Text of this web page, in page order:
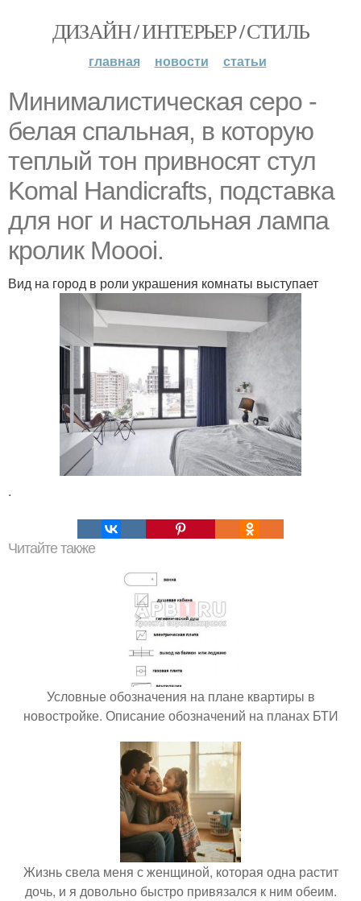
ДИЗАЙН / ИНТЕРЬЕР / СТИЛЬ
главная новости статьи
Минималистическая серо -
белая спальная, в которую
теплый тон привносят стул
Komal Handicrafts, подставка
для ног и настольная лампа
кролик Moooi.
Вид на город в роли украшения комнаты выступает
.
Читайте также
Условные обозначения на плане квартиры в
новостройке. Описание обозначений на планах БТИ
Жизнь свела меня с женщиной, которая одна растит
дочь, и я довольно быстро привязался к ним обеим.